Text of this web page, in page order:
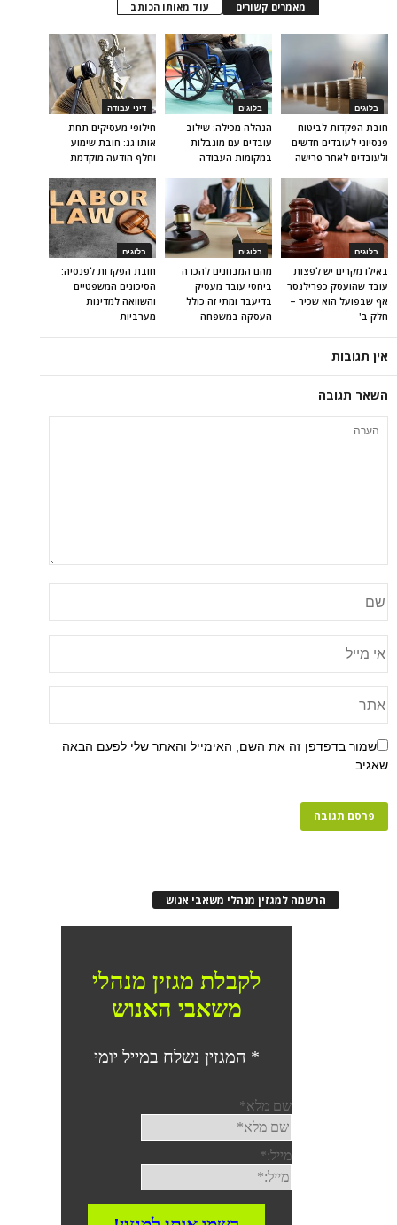
מאמרים קשורים עוד מאותו הכותב
דיני עבודה
חילופי מעסיקים תחת
אותו גג: חובת שימוע
וחלף הודעה מוקדמת
בלוגים
הנהלה מכילה: שילוב
עובדים עם מוגבלות
במקומות העבודה
בלוגים
חובת הפקדות לביטוח
פנסיוני לעובדים חדשים
ולעובדים לאחר פרישה
בלוגים
חובת הפקדות לפנסיה:
הסיכונים המשפטיים
והשוואה למדינות
מערביות
בלוגים
מהם המבחנים להכרה
ביחסי עובד מעסיק
בדיעבד ומתי זה כולל
העסקה במשפחה
בלוגים
באילו מקרים יש לפצות
עובד שהועסק כפרילנסר
אף שבפועל הוא שכיר –
חלק ב'
אין תגובות
השאר תגובה
שמור בדפדפן זה את השם, האימייל והאתר שלי לפעם הבאה
שאגיב.
הרשמה למגזין מנהלי משאבי אנוש